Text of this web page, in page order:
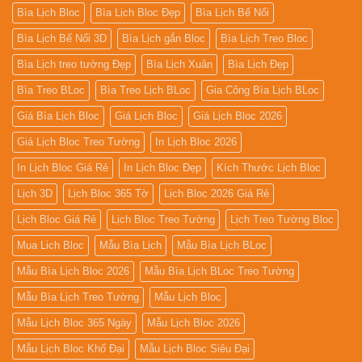
Bìa Lịch Bloc Bìa Lịch Bloc Đẹp Bìa Lịch Bế Nổi
Bìa Lịch Bế Nổi 3D Bìa Lịch gắn Bloc Bìa Lịch Treo Bloc
Bìa Lịch treo tường Đẹp Bìa Lịch Xuân Bìa Lịch Đẹp
Bìa Treo BLoc Bìa Treo Lịch BLoc Gia Công Bìa Lịch BLoc
Giá Bìa Lịch Bloc Giá Lịch Bloc Giá Lịch Bloc 2026
Giá Lịch Bloc Treo Tường In Lịch Bloc 2026
In Lịch Bloc Giá Rẻ In Lịch Bloc Đẹp Kích Thước Lịch Bloc
Lịch 3D Lịch Bloc 365 Tờ Lịch Bloc 2026 Giá Rẻ
Lịch Bloc Giá Rẻ Lịch Bloc Treo Tường Lịch Treo Tường Bloc
Mua Lich Bloc Mẫu Bìa Lịch Mẫu Bìa Lịch BLoc
Mẫu Bìa Lịch Bloc 2026 Mẫu Bìa Lịch BLoc Treo Tường
Mẫu Bìa Lịch Treo Tường Mẫu Lịch Bloc
Mẫu Lịch Bloc 365 Ngày Mẫu Lịch Bloc 2026
Mẫu Lịch Bloc Khổ Đại Mẫu Lịch Bloc Siêu Đại